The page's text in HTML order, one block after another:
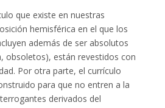
que existe en nuestras
hemisférica en el que los
además de ser absolutos
obsoletos), están revestidos con
Por otra parte, el currículo
para que no entren a la
derivados del